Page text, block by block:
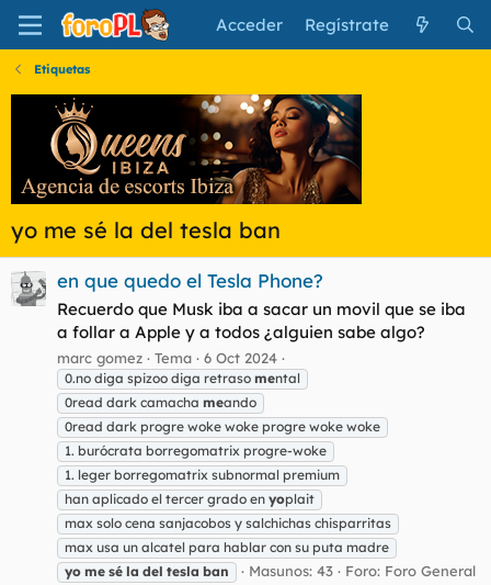
Acceder Regístrate
Etiquetas
yo me sé la del tesla ban
en que quedo el Tesla Phone?
Recuerdo que Musk iba a sacar un movil que se iba
a follar a Apple y a todos ¿alguien sabe algo?
marc gomez Tema 6 Oct 2024
0.no diga spizoo diga retraso mental
0read dark camacha meando
0read dark progre woke woke progre woke woke
1. burócrata borregomatrix progre-woke
1. leger borregomatrix subnormal premium
han aplicado el tercer grado en yoplait
max solo cena sanjacobos y salchichas chisparritas
max usa un alcatel para hablar con su puta madre
yo me sé la del tesla ban Masunos: 43 Foro: Foro General